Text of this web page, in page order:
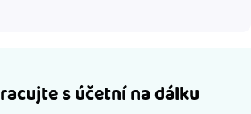
s účetní na dálku